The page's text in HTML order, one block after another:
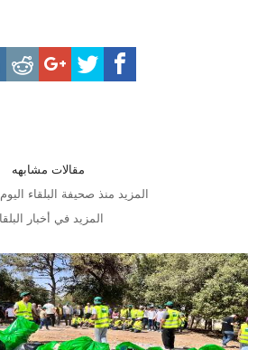
مقالات مشابهه
المزيد منذ صحيفة البلقاء اليوم
المزيد في أخبار